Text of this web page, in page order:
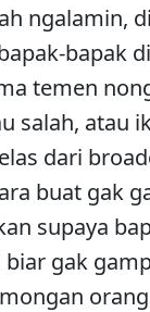
ngalamin,
bapak
temen
salah, atau
dari
buat gak
supaya
gak